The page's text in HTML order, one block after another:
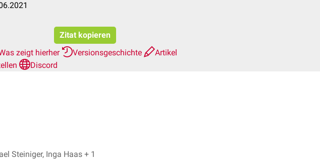
Zitat kopieren
zeigt hierher
Versionsgeschichte
Artikel
Discord
Michael Steiniger, Inga Haas + 1